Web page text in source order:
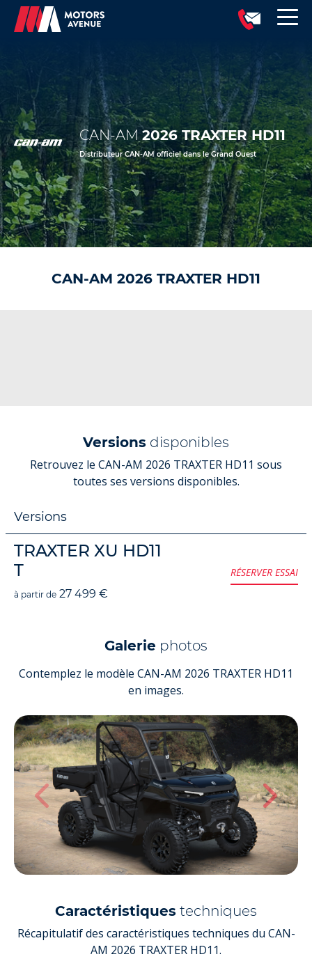
CAN-AM2026 TRAXTER HD11
Distributeur CAN-AM officiel dans le Grand Ouest
CAN-AM 2026 TRAXTER HD11
Versions disponibles
Retrouvez le CAN-AM 2026 TRAXTER HD11 sous
toutes ses versions disponibles.
Versions
TRAXTER XU HD11
T
à partir de 27 499 €
RÉSERVER ESSAI
Galerie photos
Contemplez le modèle CAN-AM 2026 TRAXTER HD11
en images.
Caractéristiques techniques
Récapitulatif des caractéristiques techniques du CAN-
AM 2026 TRAXTER HD11.